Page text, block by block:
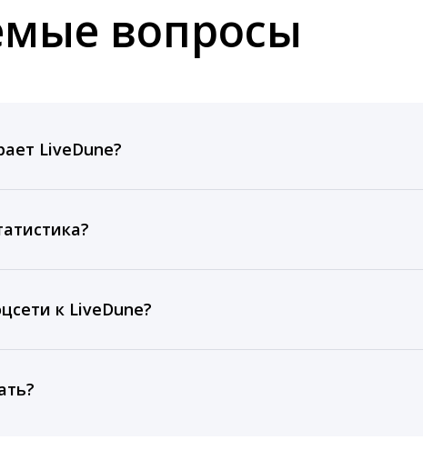
вопросы
LiveDune?
посты и присылаем автоматические отчеты с
тарифа Бизнес отображаются сведения за 3 года, а
к LiveDune?